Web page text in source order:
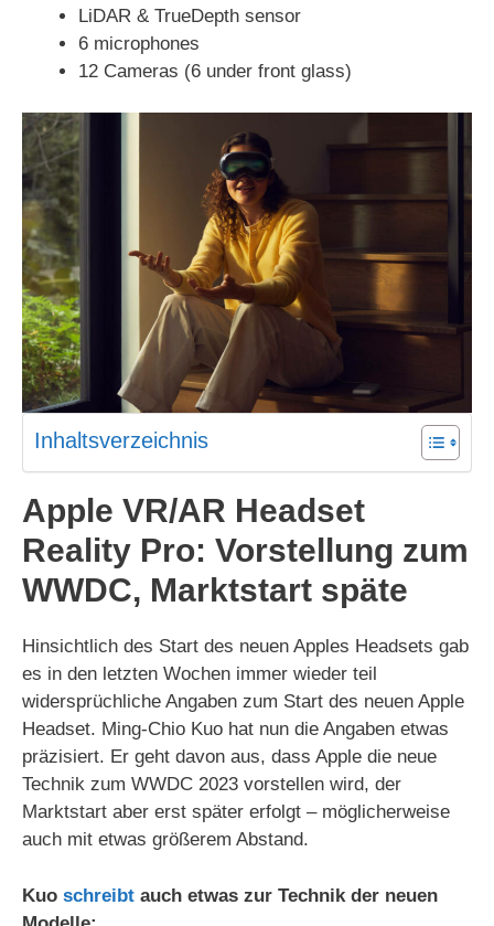
LiDAR & TrueDepth sensor
6 microphones
12 Cameras (6 under front glass)
Inhaltsverzeichnis
Apple VR/AR Headset
Reality Pro: Vorstellung zum
WWDC, Marktstart späte
Hinsichtlich des Start des neuen Apples Headsets gab
es in den letzten Wochen immer wieder teil
widersprüchliche Angaben zum Start des neuen Apple
Headset. Ming-Chio Kuo hat nun die Angaben etwas
präzisiert. Er geht davon aus, dass Apple die neue
Technik zum WWDC 2023 vorstellen wird, der
Marktstart aber erst später erfolgt – möglicherweise
auch mit etwas größerem Abstand.
Kuo schreibt auch etwas zur Technik der neuen